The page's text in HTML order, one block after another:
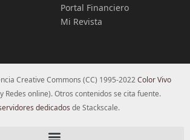
Portal Financiero
Mi Revista
Creative Commons (CC) 1995-2022Color Vivo
Redes online). Otros contenidos se cita fuente.
dedicados de Stackscale.